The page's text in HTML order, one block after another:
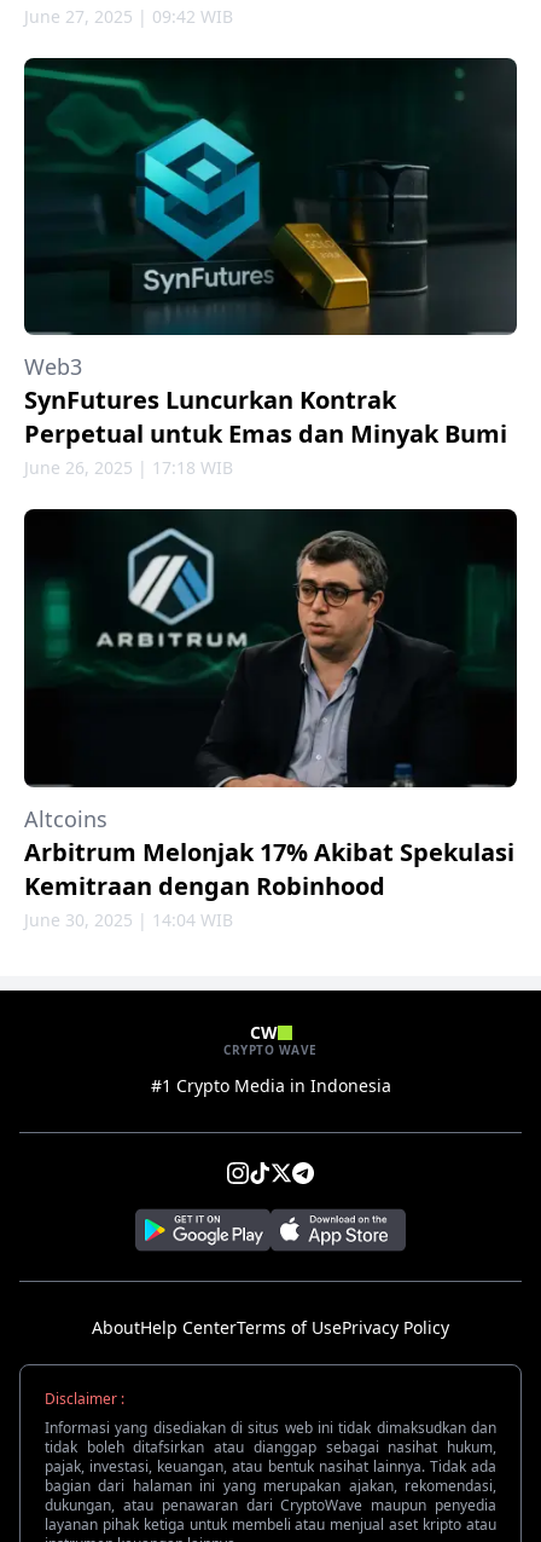
June 27, 2025 | 09:42 WIB
Web3
SynFutures Luncurkan Kontrak
Perpetual untuk Emas dan Minyak Bumi
June 26, 2025 | 17:18 WIB
Altcoins
Arbitrum Melonjak 17% Akibat Spekulasi
Kemitraan dengan Robinhood
June 30, 2025 | 14:04 WIB
CW
CRYPTO WAVE
#1 Crypto Media in Indonesia
AboutHelp CenterTerms of UsePrivacy Policy
Disclaimer :
Informasi yang disediakan di situs web ini tidak dimaksudkan dan
tidak boleh ditafsirkan atau dianggap sebagai nasihat hukum,
pajak, investasi, keuangan, atau bentuk nasihat lainnya. Tidak ada
bagian dari halaman ini yang merupakan ajakan, rekomendasi,
dukungan, atau penawaran dari CryptoWave maupun penyedia
layanan pihak ketiga untuk membeli atau menjual aset kripto atau